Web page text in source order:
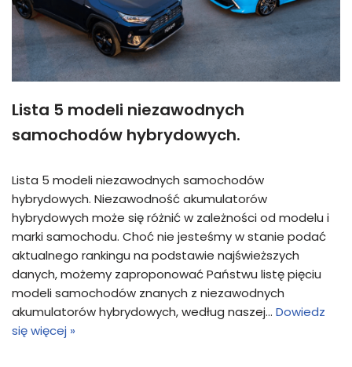
Lista 5 modeli niezawodnych
samochodów hybrydowych.
Lista 5 modeli niezawodnych samochodów
hybrydowych. Niezawodność akumulatorów
hybrydowych może się różnić w zależności od modelu i
marki samochodu. Choć nie jesteśmy w stanie podać
aktualnego rankingu na podstawie najświeższych
danych, możemy zaproponować Państwu listę pięciu
modeli samochodów znanych z niezawodnych
akumulatorów hybrydowych, według naszej… Dowiedz
się więcej »